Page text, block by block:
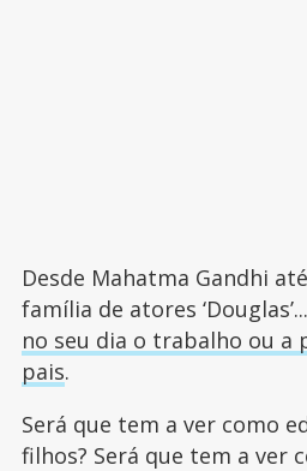
Desde Mahatma Gandhi
família de atores
no seu dia o trabalho ou a
pais.
Será que tem a ver como
filhos? Será que tem a ver